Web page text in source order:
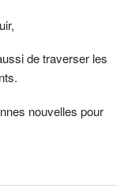
de traverser les
nouvelles pour